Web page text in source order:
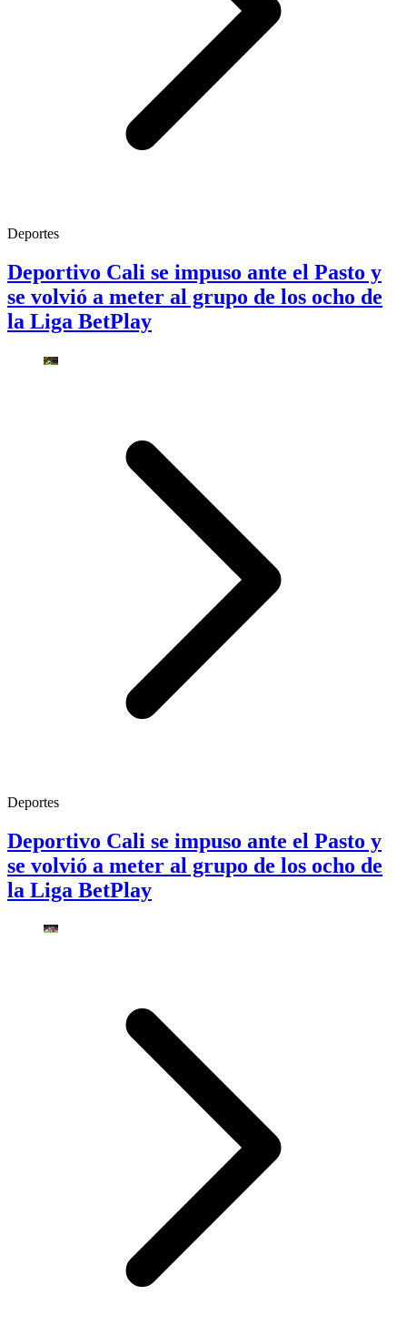
Deportes
Deportivo Cali se impuso ante el Pasto y
se volvió a meter al grupo de los ocho de
la Liga BetPlay
Deportes
Deportivo Cali se impuso ante el Pasto y
se volvió a meter al grupo de los ocho de
la Liga BetPlay